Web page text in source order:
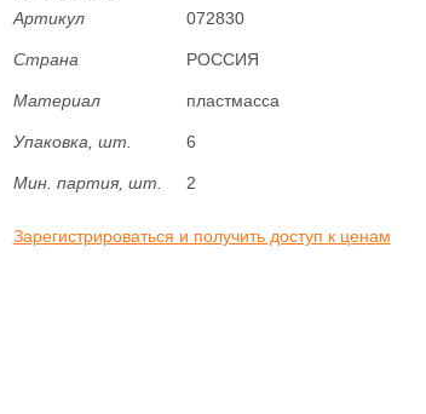
Артикул
072830
Страна РОССИЯ
Материал пластмасса
Упаковка, шт. 6
Мин. партия, шт. 2
Зарегистрироваться и получить доступ к ценам